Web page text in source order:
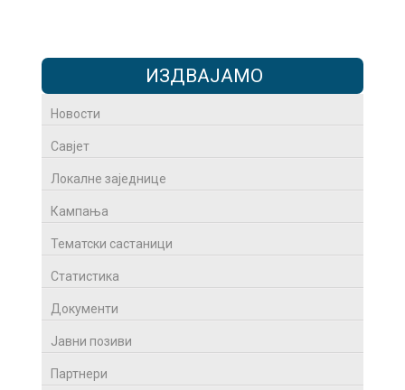
ИЗДВАЈАМО
Новости
Савјет
Локалне заједнице
Кампања
Тематски састаници
Статистика
Документи
Јавни позиви
Партнери